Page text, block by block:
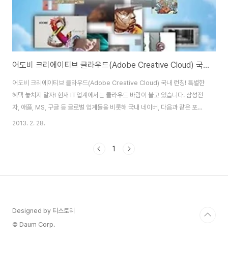
어도비 크리에이티브 클라우드(Adobe Creative Cloud) 국내 런칭! 특별한 혜택 놓치지 말자!
어도비 크리에이티브 클라우드(Adobe Creative Cloud) 국내 런칭! 특별한
혜택 놓치지 말자! 현재 IT업계에서는 클라우드 바람이 불고 있습니다. 삼성전
자, 애플, MS, 구글 등 글로벌 업계들을 비롯해 국내 네이버, 다음과 같은 포털
과 SK텔레콤, KT, 유플러스등 통신사까지 클라우드 서비스를 제공하고 있죠.
Adobe사의 프로그램과 서비스를 클라우드에 접목시키면 얼마나 좋을까 생각
2013. 2. 28.
1
Designed by 티스토리
© Daum Corp.